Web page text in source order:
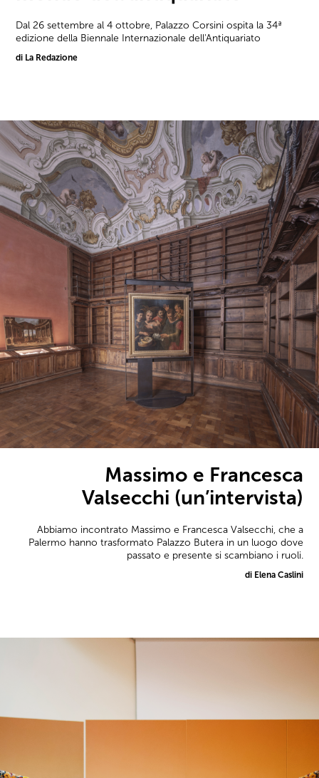
Dal 26 settembre al 4 ottobre, Palazzo Corsini ospita la 34ª
edizione della Biennale Internazionale dell'Antiquariato
di La Redazione
Massimo e Francesca
Valsecchi (un’intervista)
Abbiamo incontrato Massimo e Francesca Valsecchi, che a
Palermo hanno trasformato Palazzo Butera in un luogo dove
passato e presente si scambiano i ruoli.
di Elena Caslini